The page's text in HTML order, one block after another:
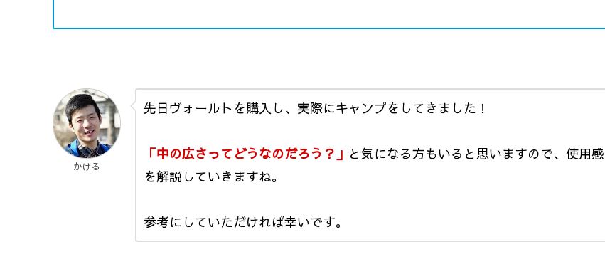
かける
先日ヴォールトを購入し、実際にキャンプをしてきました！
「中の広さってどうなのだろう？」 と気になる方もいると思いますので、使用感
を解説していきますね。
参考にしていただければ幸いです。